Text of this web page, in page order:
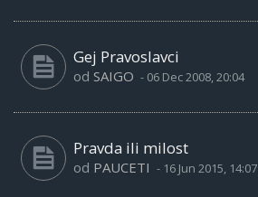
Gej Pravoslavci
od SAIGO - 06 Dec 2008, 20:04
Pravda ili milost
od PAUCETI - 16 Jun 2015, 14:07